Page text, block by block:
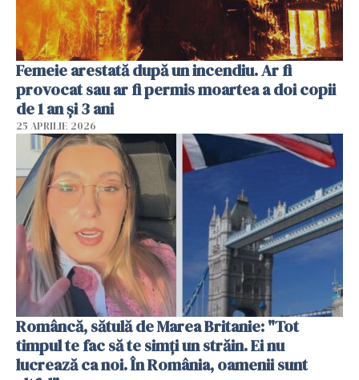
Femeie arestată după un incendiu. Ar fi
provocat sau ar fi permis moartea a doi copii
de 1 an și 3 ani
25 APRILIE 2026
Româncă, sătulă de Marea Britanie: "Tot
timpul te fac să te simți un străin. Ei nu
lucrează ca noi. În România, oamenii sunt